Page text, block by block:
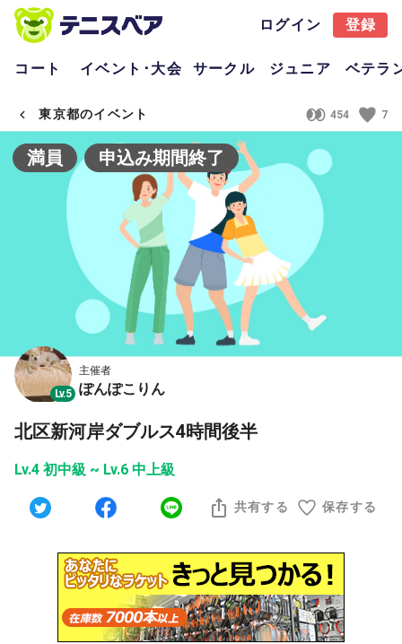
ログイン 登録
コート イベント･大会 サークル ジュニア ベテラ
東京都のイベント 454 7
満員 申込み期間終了
Lv.5
主催者
ぽんぽこりん
北区新河岸ダブルス4時間後半
Lv.4 初中級 ~ Lv.6 中上級
共有する 保存する